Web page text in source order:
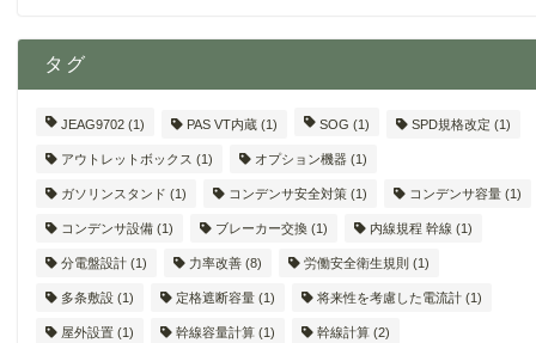
タグ
JEAG9702 (1) PAS VT内蔵 (1) SOG (1) SPD規格改定 (1)
アウトレットボックス (1) オプション機器 (1)
ガソリンスタンド (1) コンデンサ安全対策 (1) コンデンサ容量 (1)
コンデンサ設備 (1) ブレーカー交換 (1) 内線規程 幹線 (1)
分電盤設計 (1) 力率改善 (8) 労働安全衛生規則 (1)
多条敷設 (1) 定格遮断容量 (1) 将来性を考慮した電流計 (1)
屋外設置 (1) 幹線容量計算 (1) 幹線計算 (2)